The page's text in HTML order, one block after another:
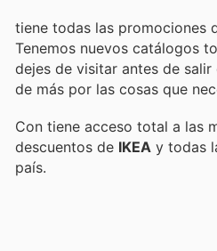
tiene todas las promociones
Tenemos nuevos catálogos
dejes de visitar antes de salir
de más por las cosas que
Con tiene acceso total a las
descuentos de IKEA y todas
país.